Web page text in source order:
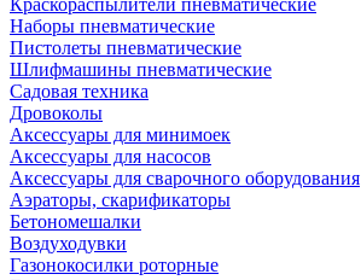
Краскораспылители пневматические
Наборы пневматические
Пистолеты пневматические
Шлифмашины пневматические
Садовая техника
Дровоколы
Аксессуары для минимоек
Аксессуары для насосов
Аксессуары для сварочного оборудования
Аэраторы, скарификаторы
Бетономешалки
Воздуходувки
Газонокосилки роторные